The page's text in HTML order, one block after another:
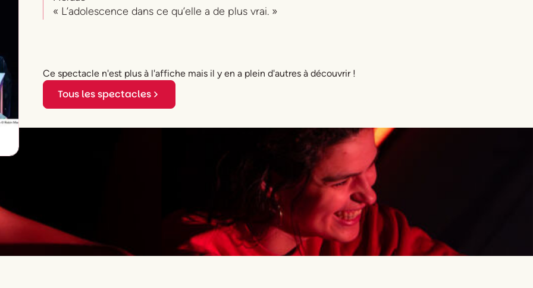
« L’adolescence dans ce qu’elle a de plus vrai. »
Ce spectacle n'est plus à l'affiche mais il y en a plein d'autres à découvrir !
Tous les spectacles